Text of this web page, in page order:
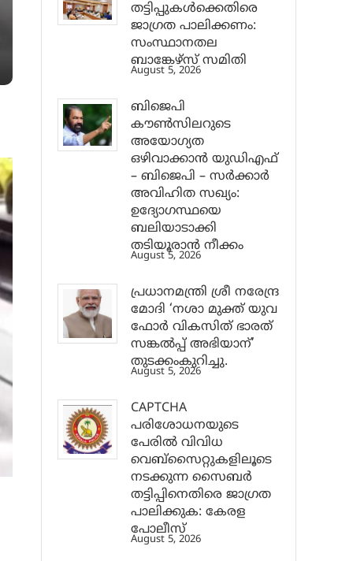
തട്ടിപ്പുകൾക്കെതിരെ
ജാ​ഗ്രത പാലിക്കണം:
സംസ്ഥാനതല
ബാങ്കേഴ്സ് സമിതി
August 5, 2026
ബിജെപി
കൗൺസിലറുടെ
അയോഗ്യത
ഒഴിവാക്കാൻ യുഡിഎഫ്
– ബിജെപി – സർക്കാർ
അവിഹിത സഖ്യം:
ഉദ്യോഗസ്ഥയെ
ബലിയാടാക്കി
തടിയൂരാൻ നീക്കം
August 5, 2026
പ്രധാനമന്ത്രി ശ്രീ നരേന്ദ്ര
മോദി ‘നശാ മുക്ത് യുവ
ഫോർ വികസിത് ഭാരത്
സങ്കൽപ്പ് അഭിയാന്’
തുടക്കംകുറിച്ചു.
August 5, 2026
CAPTCHA
പരിശോധനയുടെ
പേരില്‍ വിവിധ
വെബ്സൈറ്റുകളിലൂടെ
നടക്കുന്ന സൈബര്‍
തട്ടിപ്പിനെതിരെ ജാഗ്രത
പാലിക്കുക: കേരള
പോലീസ്
August 5, 2026